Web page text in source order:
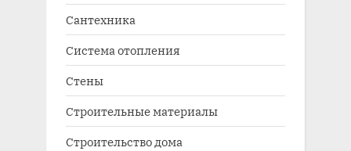
Сантехника
Система отопления
Стены
Строительные материалы
Строительство дома